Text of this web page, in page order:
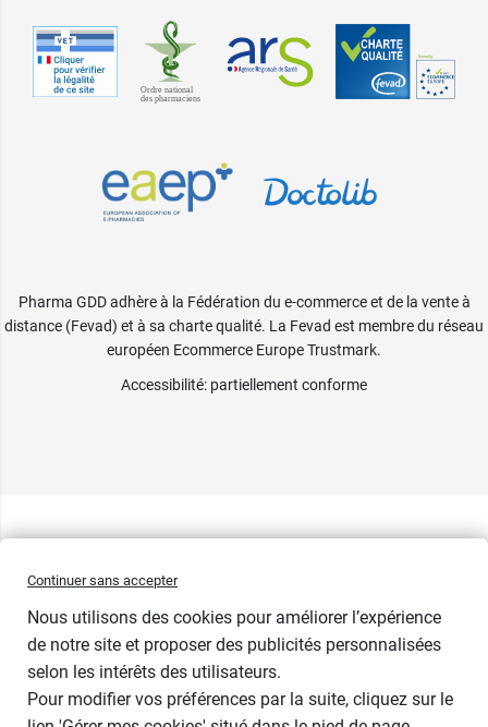
Pharma GDD adhère à la Fédération du e-commerce et de la vente à
distance (Fevad) et à sa charte qualité. La Fevad est membre du réseau
européen Ecommerce Europe Trustmark.
Accessibilité: partiellement conforme
Continuer sans accepter
Nous utilisons des cookies pour améliorer l’expérience
de notre site et proposer des publicités personnalisées
selon les intérêts des utilisateurs.
Pour modifier vos préférences par la suite, cliquez sur le